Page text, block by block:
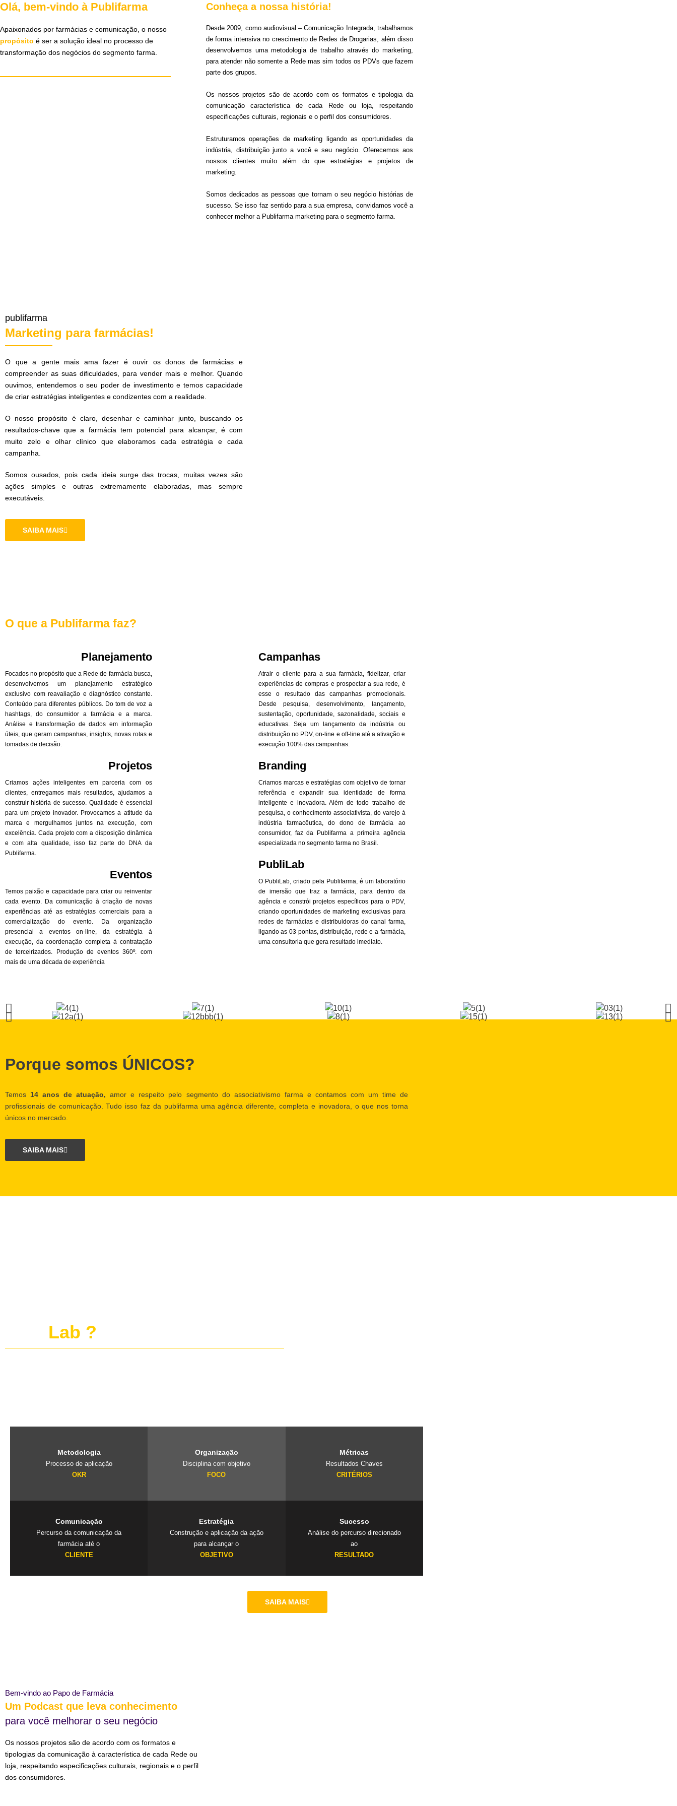
Olá, bem-vindo à Publifarma
Apaixonados por farmácias e comunicação, o nosso
propósito é ser a solução ideal no processo de
transformação dos negócios do segmento farma.
Conheça a nossa história!
Desde 2009, como audiovisual – Comunicação Integrada, trabalhamos
de forma intensiva no crescimento de Redes de Drogarias, além disso
desenvolvemos uma metodologia de trabalho através do marketing,
para atender não somente a Rede mas sim todos os PDVs que fazem
parte dos grupos.
Os nossos projetos são de acordo com os formatos e tipologia da
comunicação característica de cada Rede ou loja, respeitando
especificações culturais, regionais e o perfil dos consumidores.
Estruturamos operações de marketing ligando as oportunidades da
indústria, distribuição junto a você e seu negócio. Oferecemos aos
nossos clientes muito além do que estratégias e projetos de
marketing.
Somos dedicados as pessoas que tornam o seu negócio histórias de
sucesso. Se isso faz sentido para a sua empresa, convidamos você a
conhecer melhor a Publifarma marketing para o segmento farma.
publifarma
Marketing para farmácias!
O que a gente mais ama fazer é ouvir os donos de farmácias e
compreender as suas dificuldades, para vender mais e melhor. Quando
ouvimos, entendemos o seu poder de investimento e temos capacidade
de criar estratégias inteligentes e condizentes com a realidade.
O nosso propósito é claro, desenhar e caminhar junto, buscando os
resultados-chave que a farmácia tem potencial para alcançar, é com
muito zelo e olhar clínico que elaboramos cada estratégia e cada
campanha.
Somos ousados, pois cada ideia surge das trocas, muitas vezes são
ações simples e outras extremamente elaboradas, mas sempre
executáveis.
SAIBA MAIS
O que a Publifarma faz?
Planejamento
Focados no propósito que a Rede de farmácia busca,
desenvolvemos um planejamento estratégico
exclusivo com reavaliação e diagnóstico constante.
Conteúdo para diferentes públicos. Do tom de voz a
hashtags, do consumidor a farmácia e a marca.
Análise e transformação de dados em informação
úteis, que geram campanhas, insights, novas rotas e
tomadas de decisão.
Projetos
Criamos ações inteligentes em parceria com os
clientes, entregamos mais resultados, ajudamos a
construir história de sucesso. Qualidade é essencial
para um projeto inovador. Provocamos a atitude da
marca e mergulhamos juntos na execução, com
excelência. Cada projeto com a disposição dinâmica
e com alta qualidade, isso faz parte do DNA da
Publifarma.
Eventos
Temos paixão e capacidade para criar ou reinventar
cada evento. Da comunicação à criação de novas
experiências até as estratégias comerciais para a
comercialização do evento. Da organização
presencial a eventos on-line, da estratégia à
execução, da coordenação completa à contratação
de terceirizados. Produção de eventos 360º. com
mais de uma década de experiência
Campanhas
Atrair o cliente para a sua farmácia, fidelizar, criar
experiências de compras e prospectar a sua rede, é
esse o resultado das campanhas promocionais.
Desde pesquisa, desenvolvimento, lançamento,
sustentação, oportunidade, sazonalidade, sociais e
educativas. Seja um lançamento da indústria ou
distribuição no PDV, on-line e off-line até a ativação e
execução 100% das campanhas.
Branding
Criamos marcas e estratégias com objetivo de tornar
referência e expandir sua identidade de forma
inteligente e inovadora. Além de todo trabalho de
pesquisa, o conhecimento associativista, do varejo à
indústria farmacêutica, do dono de farmácia ao
consumidor, faz da Publifarma a primeira agência
especializada no segmento farma no Brasil.
PubliLab
O PubliLab, criado pela Publifarma, é um laboratório
de imersão que traz a farmácia, para dentro da
agência e constrói projetos específicos para o PDV,
criando oportunidades de marketing exclusivas para
redes de farmácias e distribuidoras do canal farma,
ligando as 03 pontas, distribuição, rede e a farmácia,
uma consultoria que gera resultado imediato.
Porque somos ÚNICOS?
Temos 14 anos de atuação, amor e respeito pelo segmento do associativismo farma e contamos com um time de
profissionais de comunicação. Tudo isso faz da publifarma uma agência diferente, completa e inovadora, o que nos torna
únicos no mercado.
SAIBA MAIS
Lab ?
Metodologia
Processo de aplicação
OKR
Organização
Disciplina com objetivo
FOCO
Métricas
Resultados Chaves
CRITÉRIOS
Comunicação
Percurso da comunicação da
farmácia até o
CLIENTE
Estratégia
Construção e aplicação da ação
para alcançar o
OBJETIVO
Sucesso
Análise do percurso direcionado
ao
RESULTADO
SAIBA MAIS
Bem-vindo ao Papo de Farmácia
Um Podcast que leva conhecimento
para você melhorar o seu negócio
Os nossos projetos são de acordo com os formatos e
tipologias da comunicação à característica de cada Rede ou
loja, respeitando especificações culturais, regionais e o perfil
dos consumidores.